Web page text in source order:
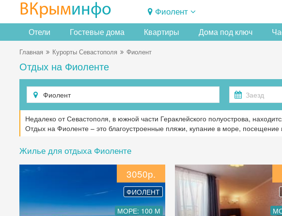
ВКрыминфо Фиолент
Отели Гостевые дома Квартиры Дома под ключ
Главная Курорты Севастополя Фиолент
Отдых на Фиоленте
Недалеко от Севастополя, в южной части Гераклейского полуострова,
Отдых на Фиоленте – это благоустроенные пляжи, купание в море, посещение
Жилье для отдыха Фиоленте
3050р.
ФИОЛЕНТ
МОРЕ: 100 М